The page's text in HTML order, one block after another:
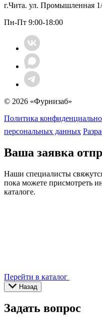
г.Чита. ул. Промышленная
Пн-Пт 9:00-18:00
© 2026 «Фурнизаб»
Политика
персональных данных
Ваша заявка
Наши специалисты
пока можете присмотреть
каталоге.
Перейти в каталог
Назад
Задать вопрос